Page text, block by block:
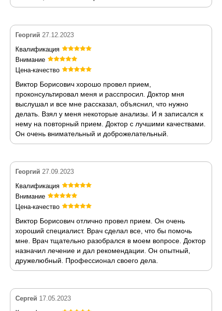
Георгий 27.12.2023
Квалификация
Внимание
Цена-качество
Виктор Борисович хорошо провел прием,
проконсультировал меня и расспросил. Доктор мня
выслушал и все мне рассказал, объяснил, что нужно
делать. Взял у меня некоторые анализы. И я записался к
нему на повторный прием. Доктор с лучшими качествами.
Он очень внимательный и доброжелательный.
Георгий 27.09.2023
Квалификация
Внимание
Цена-качество
Виктор Борисович отлично провел прием. Он очень
хороший специалист. Врач сделал все, что бы помочь
мне. Врач тщательно разобрался в моем вопросе. Доктор
назначил лечение и дал рекомендации. Он опытный,
дружелюбный. Профессионал своего дела.
Сергей 17.05.2023